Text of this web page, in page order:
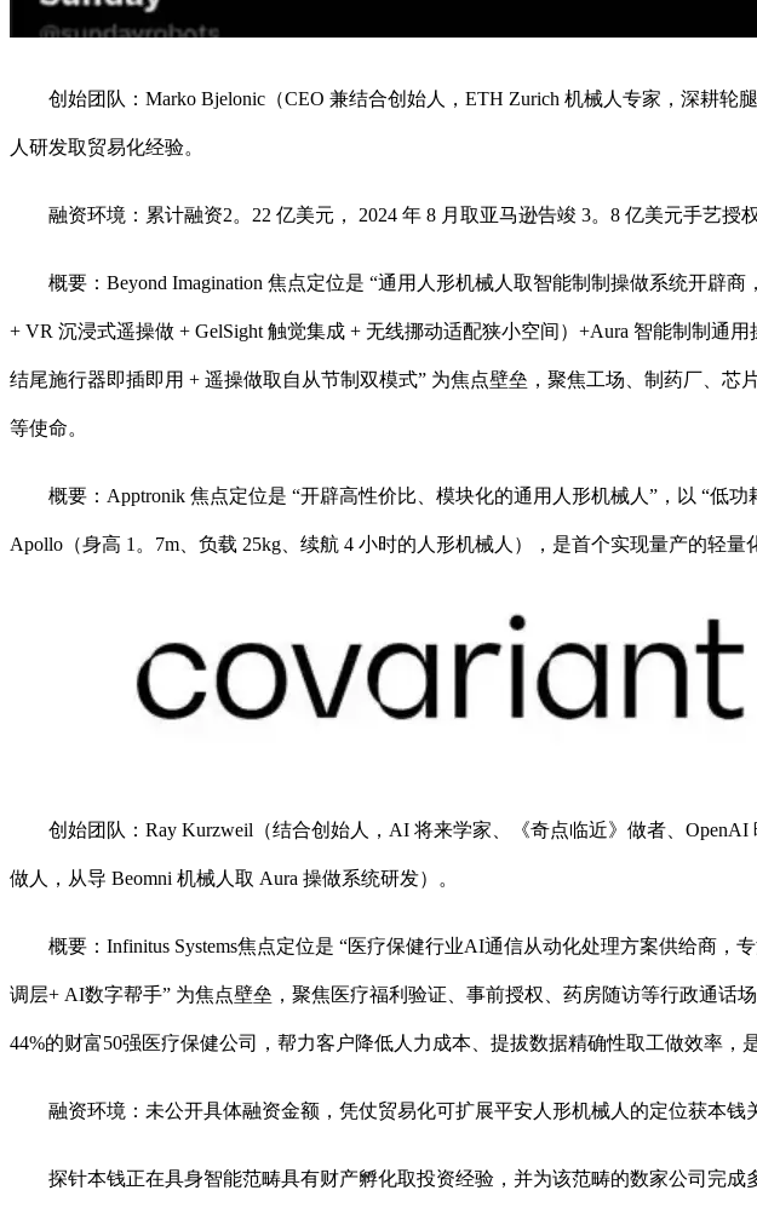
创始团队：Marko Bjelonic（CEO 兼结合创始人，ETH Zurich 机械人专家，深耕轮
人研发取贸易化经验。
融资环境：累计融资2。22 亿美元， 2024 年 8 月取亚马逊告竣 3。8 亿美元手艺授
概要：Beyond Imagination 焦点定位是 “通用人形机械人取智能制制操做系统开辟商
+ VR 沉浸式遥操做 + GelSight 触觉集成 + 无线挪动适配狭小空间）+Aura 智能制制通
结尾施行器即插即用 + 遥操做取自从节制双模式” 为焦点壁垒，聚焦工场、制药厂、
等使命。
概要：Apptronik 焦点定位是 “开辟高性价比、模块化的通用人形机械人”，以 “低功
Apollo（身高 1。7m、负载 25kg、续航 4 小时的人形机械人），是首个实现量产的轻
创始团队：Ray Kurzweil（结合创始人，AI 将来学家、《奇点临近》做者、OpenAI
做人，从导 Beomni 机械人取 Aura 操做系统研发）。
概要：Infinitus Systems焦点定位是 “医疗保健行业AI通信从动化处理方案供给商，
调层+ AI数字帮手” 为焦点壁垒，聚焦医疗福利验证、事前授权、药房随访等行政通话
44%的财富50强医疗保健公司，帮力客户降低人力成本、提拔数据精确性取工做效率，
融资环境：未公开具体融资金额，凭仗贸易化可扩展平安人形机械人的定位获本钱
探针本钱正在具身智能范畴具有财产孵化取投资经验，并为该范畴的数家公司完成